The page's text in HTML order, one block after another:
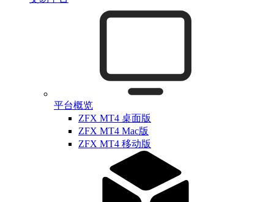
平台概览
ZFX MT4 桌面版
ZFX MT4 Mac版
ZFX MT4 移动版